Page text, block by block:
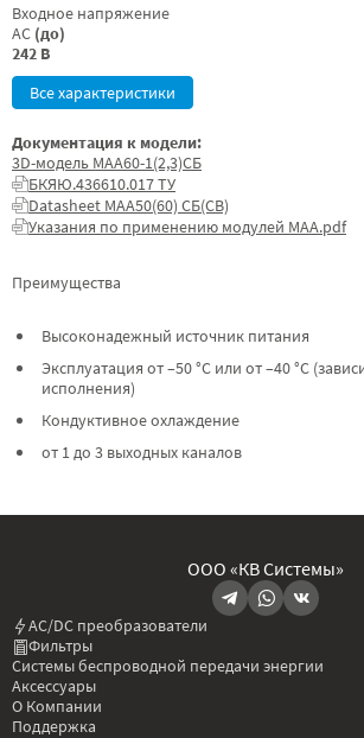
Входное напряжение
AC (до)
242 В
Все характеристики
Преимущества
Высоконадежный источник питания
Эксплуатация от –50 °C или от –40 °C
исполнения)
Кондуктивное охлаждение
от 1 до 3 выходных каналов
Документация к модели:
3D-модель МАА60-1(2,3)СБ
БКЯЮ.436610.017 ТУ
Datasheet МАА50(60) СБ(СВ)
Указания по применению модулей МАА.pdf
ООО «КВ Системы»
AC/DC преобразователи
Фильтры
Системы беспроводной передачи энергии
Аксессуары
О Компании
Поддержка